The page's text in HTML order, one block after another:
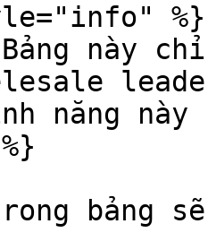
%}
này
năng này
bảng